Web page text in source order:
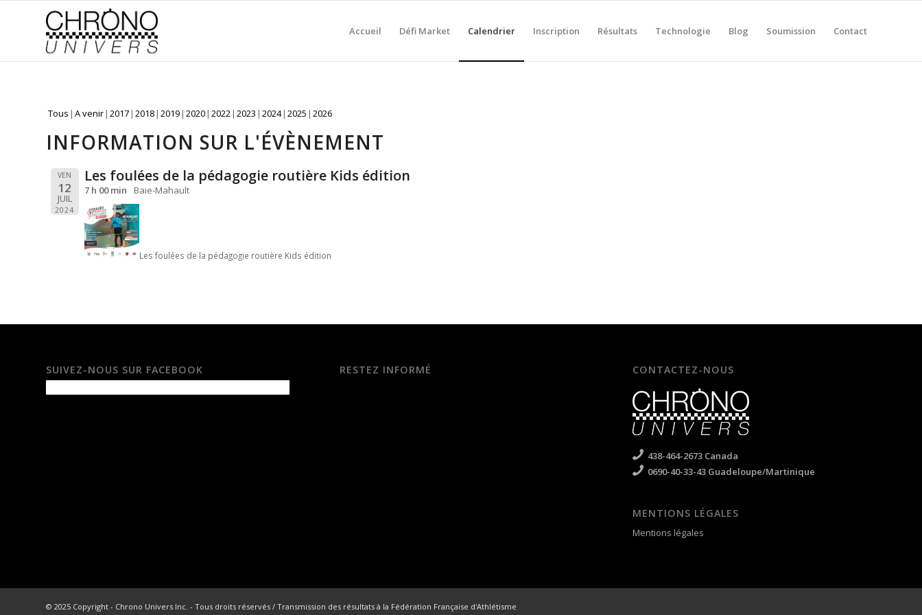
Accueil Défi Market Calendrier Inscription Résultats Technologie Blog Soumission Contact
Tous A venir 2017 2018 2019 2020 2022 2023 2024 2025 2026
INFORMATION SUR L'ÉVÈNEMENT
VEN
12
JUIL
2024
Les foulées de la pédagogie routière Kids édition
7 h 00 min Baie-Mahault
Les foulées de la pédagogie routière Kids édition
SUIVEZ-NOUS SUR FACEBOOK RESTEZ INFORMÉ CONTACTEZ-NOUS
438-464-2673 Canada
0690-40-33-43 Guadeloupe/Martinique
MENTIONS LÉGALES
Mentions légales
© 2025 Copyright - Chrono Univers Inc. - Tous droits réservés / Transmission des résultats à la Fédération Française d'Athlétisme